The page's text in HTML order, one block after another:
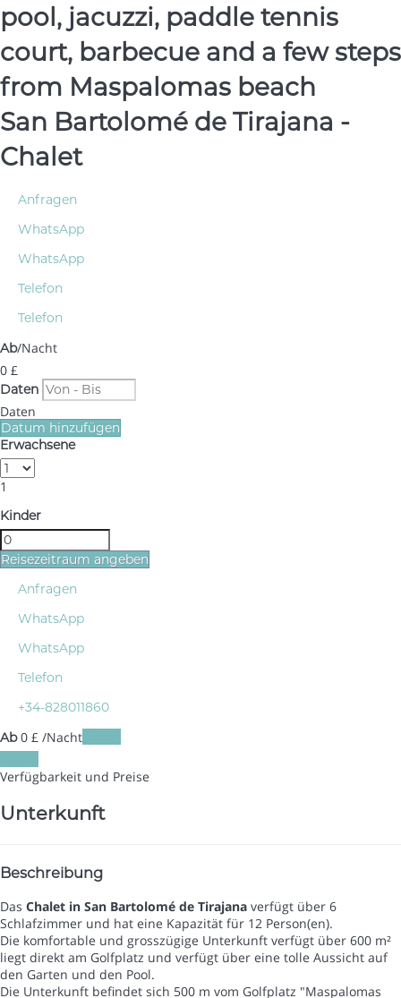
pool, jacuzzi, paddle tennis
court, barbecue and a few steps
from Maspalomas beach
San Bartolomé de Tirajana -
Chalet
Anfragen
WhatsApp
WhatsApp
Telefon
Telefon
Ab/Nacht
0 £
Daten
Daten
Datum hinzufügen
Erwachsene
1
Kinder
Reisezeitraum angeben
Anfragen
WhatsApp
WhatsApp
Telefon
+34-828011860
Ab0 £ /Nacht
Verfügbarkeit und Preise
Unterkunft
Beschreibung
Das Chalet in San Bartolomé de Tirajana verfügt über 6
Schlafzimmer und hat eine Kapazität für 12 Person(en).
Die komfortable und grosszügige Unterkunft verfügt über 600 m²
liegt direkt am Golfplatz und verfügt über eine tolle Aussicht auf
den Garten und den Pool.
Die Unterkunft befindet sich 500 m vom Golfplatz "Maspalomas